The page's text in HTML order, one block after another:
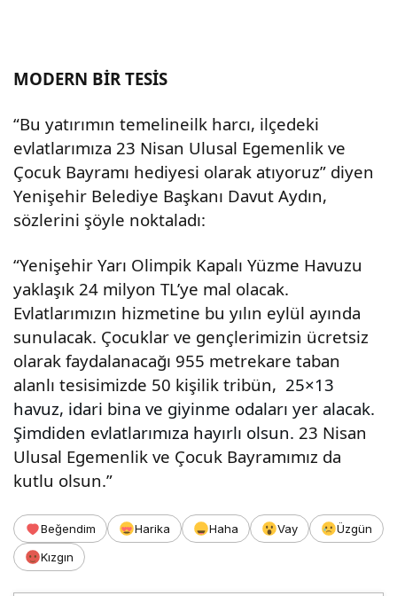
MODERN BİR TESİS
“Bu yatırımın temelineilk harcı, ilçedeki
evlatlarımıza 23 Nisan Ulusal Egemenlik ve
Çocuk Bayramı hediyesi olarak atıyoruz” diyen
Yenişehir Belediye Başkanı Davut Aydın,
sözlerini şöyle noktaladı:
“Yenişehir Yarı Olimpik Kapalı Yüzme Havuzu
yaklaşık 24 milyon TL’ye mal olacak.
Evlatlarımızın hizmetine bu yılın eylül ayında
sunulacak. Çocuklar ve gençlerimizin ücretsiz
olarak faydalanacağı 955 metrekare taban
alanlı tesisimizde 50 kişilik tribün, 25×13
havuz, idari bina ve giyinme odaları yer alacak.
Şimdiden evlatlarımıza hayırlı olsun. 23 Nisan
Ulusal Egemenlik ve Çocuk Bayramımız da
kutlu olsun.”
Beğendim Harika Haha Vay
Üzgün
Kızgın